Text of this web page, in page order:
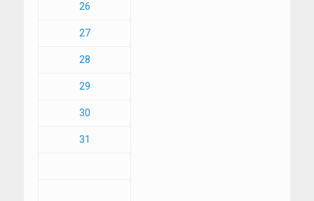
26
27
28
29
30
31